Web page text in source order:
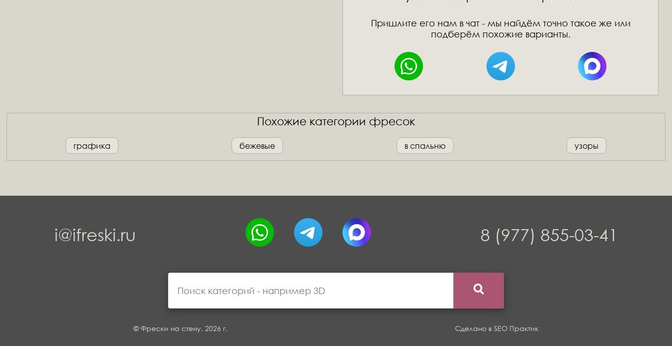
Пришлите его нам в чат - мы найдём точно такое же или
подберём похожие варианты.
Похожие категории фресок
графика бежевые в спальню узоры
i@ifreski.ru 8 (977) 855-03-41
© Фрески на стену, 2026 г. Сделано в SEO Практик